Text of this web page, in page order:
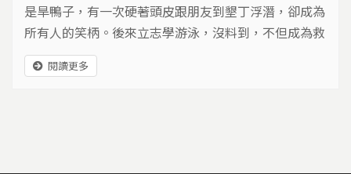
是旱鴨子，有一次硬著頭皮跟朋友到墾丁浮潛，卻成為
所有人的笑柄。後來立志學游泳，沒料到，不但成為救
生員，更考到PADI水肺潛水教練執照。
閱讀更多